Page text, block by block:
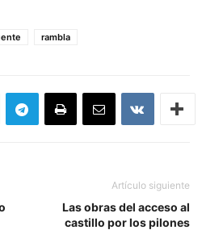
rambla
Artículo siguiente
Las obras del acceso al
castillo por los pilones